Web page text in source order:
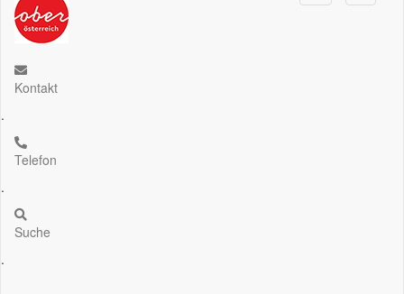
Kontakt
.
Telefon
.
Suche
.